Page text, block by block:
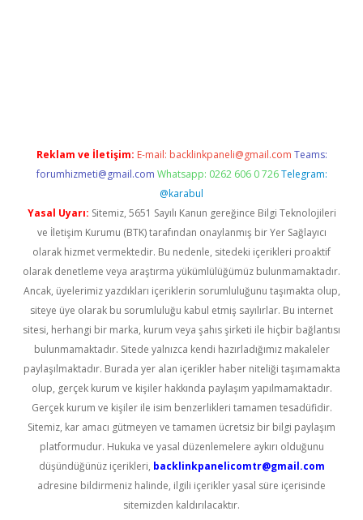
Reklam ve İletişim: E-mail: backlinkpaneli@gmail.com Teams:
forumhizmeti@gmail.com Whatsapp: 0262 606 0 726 Telegram:
@karabul
Yasal Uyarı: Sitemiz, 5651 Sayılı Kanun gereğince Bilgi Teknolojileri
ve İletişim Kurumu (BTK) tarafından onaylanmış bir Yer Sağlayıcı
olarak hizmet vermektedir. Bu nedenle, sitedeki içerikleri proaktif
olarak denetleme veya araştırma yükümlülüğümüz bulunmamaktadır.
Ancak, üyelerimiz yazdıkları içeriklerin sorumluluğunu taşımakta olup,
siteye üye olarak bu sorumluluğu kabul etmiş sayılırlar. Bu internet
sitesi, herhangi bir marka, kurum veya şahıs şirketi ile hiçbir bağlantısı
bulunmamaktadır. Sitede yalnızca kendi hazırladığımız makaleler
paylaşılmaktadır. Burada yer alan içerikler haber niteliği taşımamakta
olup, gerçek kurum ve kişiler hakkında paylaşım yapılmamaktadır.
Gerçek kurum ve kişiler ile isim benzerlikleri tamamen tesadüfidir.
Sitemiz, kar amacı gütmeyen ve tamamen ücretsiz bir bilgi paylaşım
platformudur. Hukuka ve yasal düzenlemelere aykırı olduğunu
düşündüğünüz içerikleri, backlinkpanelicomtr@gmail.com
adresine bildirmeniz halinde, ilgili içerikler yasal süre içerisinde
sitemizden kaldırılacaktır.